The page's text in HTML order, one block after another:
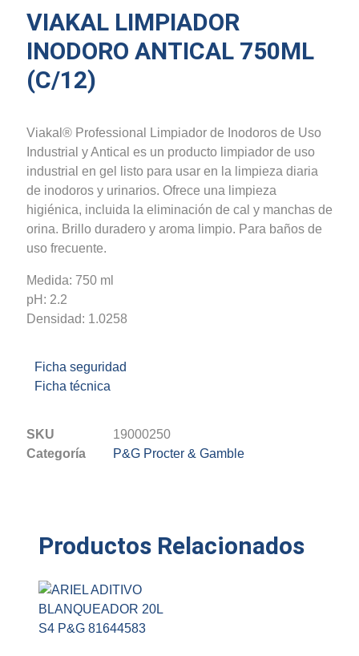
VIAKAL LIMPIADOR
INODORO ANTICAL 750ML
(c/12)
Viakal® Professional Limpiador de Inodoros de Uso
Industrial y Antical es un producto limpiador de uso
industrial en gel listo para usar en la limpieza diaria
de inodoros y urinarios. Ofrece una limpieza
higiénica, incluida la eliminación de cal y manchas de
orina. Brillo duradero y aroma limpio. Para baños de
uso frecuente.
Medida: 750 ml
pH: 2.2
Densidad: 1.0258
Ficha seguridad
Ficha técnica
SKU
19000250
Categoría
P&G Procter & Gamble
Productos Relacionados